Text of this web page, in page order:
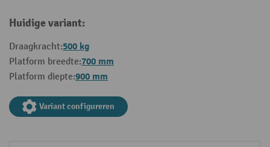
Huidige variant:
Draagkracht:500 kg
Platform breedte:700 mm
Platform diepte:900 mm
Variant configureren